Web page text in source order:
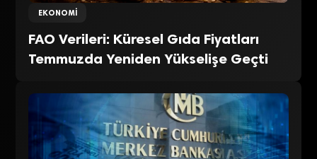
EKONOMI
FAO Verileri: Küresel Gıda Fiyatları
Temmuzda Yeniden Yükselişe Geçti